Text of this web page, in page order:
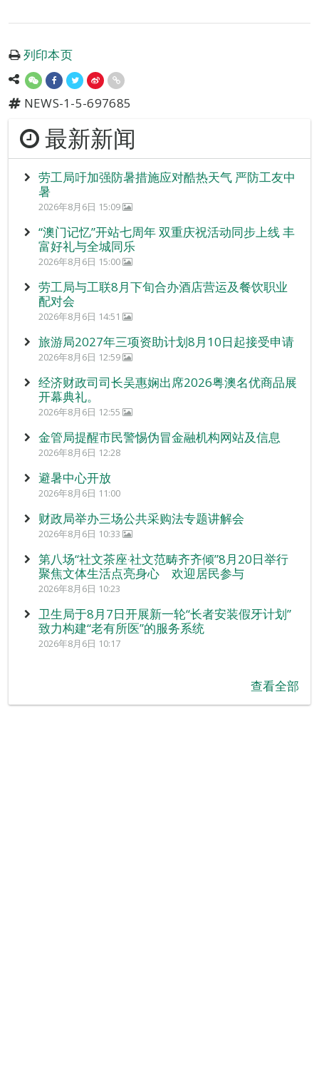
列印本页
NEWS-1-5-697685
最新新闻
劳工局吁加强防暑措施应对酷热天气 严防工友中
暑
2026年8月6日 15:09
“澳门记忆”开站七周年 双重庆祝活动同步上线 丰
富好礼与全城同乐
2026年8月6日 15:00
劳工局与工联8月下旬合办酒店营运及餐饮职业
配对会
2026年8月6日 14:51
旅游局2027年三项资助计划8月10日起接受申请
2026年8月6日 12:59
经济财政司司长吴惠娴出席2026粤澳名优商品展
开幕典礼。
2026年8月6日 12:55
金管局提醒市民警惕伪冒金融机构网站及信息
2026年8月6日 12:28
避暑中心开放
2026年8月6日 11:00
财政局举办三场公共采购法专题讲解会
2026年8月6日 10:33
第八场“社文茶座‧社文范畴齐齐倾”8月20日举行
聚焦文体生活点亮身心 欢迎居民参与
2026年8月6日 10:23
卫生局于8月7日开展新一轮“长者安装假牙计划”
致力构建“老有所医”的服务系统
2026年8月6日 10:17
查看全部